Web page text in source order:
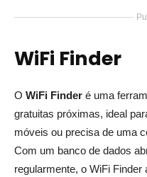
WiFi Finder
O WiFi Finder é uma
gratuitas próximas, ideal
móveis ou precisa de uma
Com um banco de dados
regularmente, o WiFi